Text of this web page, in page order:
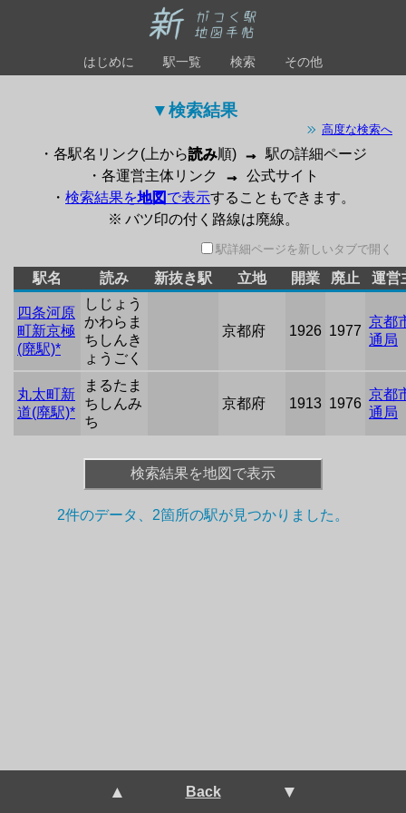
はじめに 駅一覧 検索 その他
▲ Back ▼
▼検索結果
高度な検索へ
・各駅名リンク(上から読み順) → 駅の詳細ページ
・各運営主体リンク
→ 公式サイト
・ 検索結果を地図 で表示することもできます。
※ バツ印の付く路線は廃線。
駅詳細ページを新しいタブで開く
駅名 読み 新抜き駅 立地 開業 廃止 運営
四条河原
町新京極
(廃駅)*
しじょう
かわらま
ちしんき
ょうごく
京都府 1926 1977
京都
通局
丸太町新
道(廃駅)*
まるたま
ちしんみ
ち
京都府 1913 1976
京都
通局
検索結果を地図で表示
2件のデータ、2箇所の駅が見つかりました。